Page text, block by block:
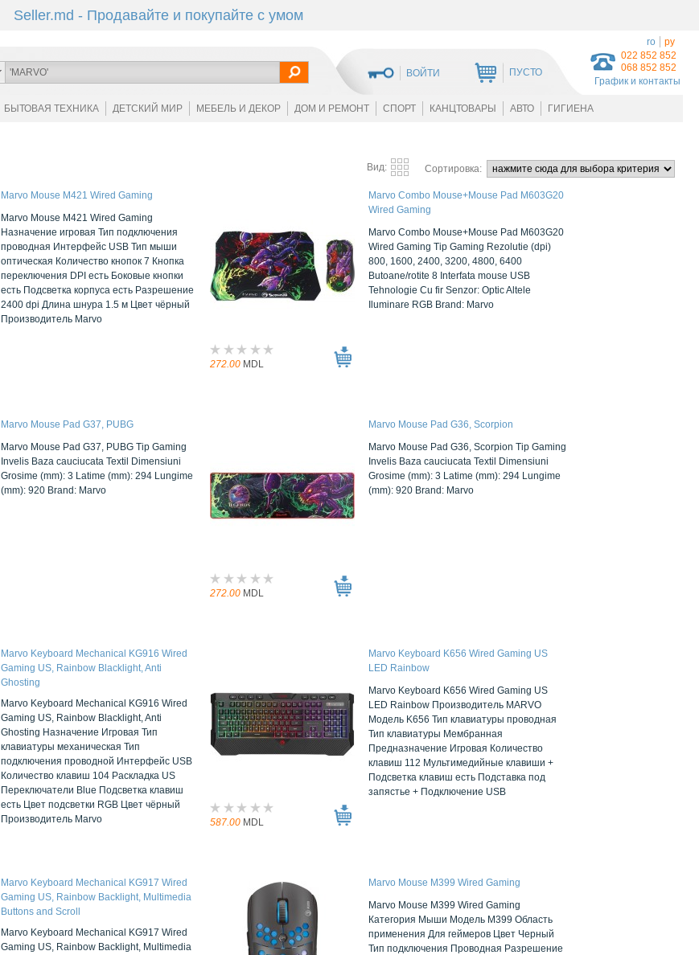
Seller.md - Продавайте и покупайте с умом
022 852 852
068 852 852
График и контакты
ВОЙТИ ПУСТО
ro ру
БЫТОВАЯ ТЕХНИКА ДЕТСКИЙ МИР МЕБЕЛЬ И ДЕКОР ДОМ И РЕМОНТ СПОРТ КАНЦТОВАРЫ АВТО ГИГИЕНА
Вид: Сортировка:
Marvo Mouse M421 Wired Gaming
Marvo Mouse M421 Wired Gaming
Назначение игровая Тип подключения
проводная Интерфейс USB Тип мыши
оптическая Количество кнопок 7 Кнопка
переключения DPI есть Боковые кнопки
есть Подсветка корпуса есть Разрешение
2400 dpi Длина шнура 1.5 м Цвет чёрный
Производитель Marvo
272.00 MDL
Marvo Combo Mouse+Mouse Pad M603G20
Wired Gaming
Marvo Combo Mouse+Mouse Pad M603G20
Wired Gaming Tip Gaming Rezolutie (dpi)
800, 1600, 2400, 3200, 4800, 6400
Butoane/rotite 8 Interfata mouse USB
Tehnologie Cu fir Senzor: Optic Altele
Iluminare RGB Brand: Marvo
Marvo Mouse Pad G37, PUBG
Marvo Mouse Pad G37, PUBG Tip Gaming
Invelis Baza cauciucata Textil Dimensiuni
Grosime (mm): 3 Latime (mm): 294 Lungime
(mm): 920 Brand: Marvo
272.00 MDL
Marvo Mouse Pad G36, Scorpion
Marvo Mouse Pad G36, Scorpion Tip Gaming
Invelis Baza cauciucata Textil Dimensiuni
Grosime (mm): 3 Latime (mm): 294 Lungime
(mm): 920 Brand: Marvo
Marvo Keyboard Mechanical KG916 Wired
Gaming US, Rainbow Blacklight, Anti
Ghosting
Marvo Keyboard Mechanical KG916 Wired
Gaming US, Rainbow Blacklight, Anti
Ghosting Назначение Игровая Тип
клавиатуры механическая Тип
подключения проводной Интерфейс USB
Количество клавиш 104 Раскладка US
Переключатели Blue Подсветка клавиш
есть Цвет подсветки RGB Цвет чёрный
Производитель Marvo
587.00 MDL
Marvo Keyboard K656 Wired Gaming US
LED Rainbow
Marvo Keyboard K656 Wired Gaming US
LED Rainbow Производитель MARVO
Модель K656 Тип клавиатуры проводная
Тип клавиатуры Мембранная
Предназначение Игровая Количество
клавиш 112 Мультимедийные клавиши +
Подсветка клавиш есть Подставка под
запястье + Подключение USB
Marvo Keyboard Mechanical KG917 Wired
Gaming US, Rainbow Backlight, Multimedia
Buttons and Scroll
Marvo Keyboard Mechanical KG917 Wired
Gaming US, Rainbow Backlight, Multimedia
Marvo Mouse M399 Wired Gaming
Marvo Mouse M399 Wired Gaming
Категория Мыши Модель M399 Область
применения Для геймеров Цвет Черный
Тип подключения Проводная Разрешение